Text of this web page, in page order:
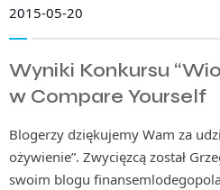
2015-05-20
Wyniki Konkursu
w Compare Yourself
Blogerzy dziękujemy Wam za
ożywienie”. Zwycięzcą został
swoim blogu